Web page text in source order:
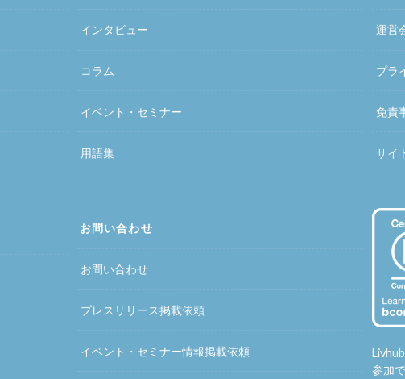
インタビュー
コラム
イベント・セミナー
用語集
お問い合わせ
お問い合わせ
プレスリリース掲載依頼
イベント・セミナー情報掲載依頼
運営
プラ
免責
サイ
参加